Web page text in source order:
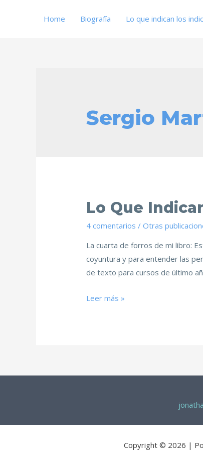
Home Biografía Lo que indican los
Sergio
Lo Que
4 comentarios /Otras
La cuarta de forros de mi libro:
coyuntura y para entender las
de texto para cursos de último
Leer más »
Copyright © 2026 |